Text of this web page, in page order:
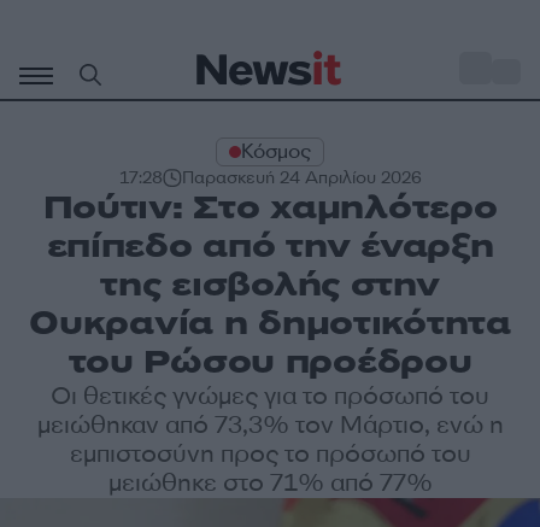
περιεχόμενο
Κόσμος
17:28 Παρασκευή 24 Απριλίου 2026
Πούτιν: Στο χαμηλότερο
επίπεδο από την έναρξη
της εισβολής στην
Ουκρανία η δημοτικότητα
του Ρώσου προέδρου
Οι θετικές γνώμες για το πρόσωπό του
μειώθηκαν από 73,3% τον Μάρτιο, ενώ η
εμπιστοσύνη προς το πρόσωπό του
μειώθηκε στο 71% από 77%